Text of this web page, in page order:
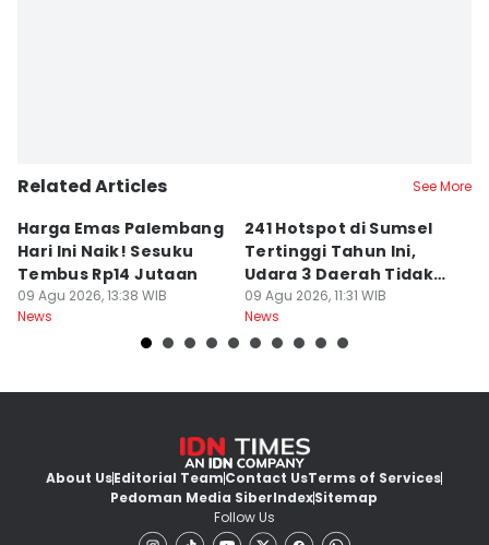
Related Articles See More
Harga Emas Palembang
Hari Ini Naik! Sesuku
Tembus Rp14 Jutaan
09 Agu 2026, 13:38 WIB
News
241 Hotspot di Sumsel
Tertinggi Tahun Ini,
Udara 3 Daerah Tidak
Sehat
09 Agu 2026, 11:31 WIB
News
About UsEditorial TeamContact UsTerms of Services
Pedoman Media SiberIndexSitemap
Follow Us